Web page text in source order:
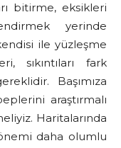
bitirme, eksikleri
yerinde
ile yüzleşme
sıkıntıları fark
Başımıza
araştırmalı
Haritalarında
daha olumlu